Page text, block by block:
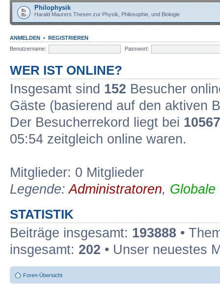
Philophysik
Harald Maurers Thesen zur Physik, Philosophie, und Biologie
ANMELDEN • REGISTRIEREN
Benutzername:
Passwort:
WER IST ONLINE?
Insgesamt sind 152 Besucher
Gäste (basierend auf den aktiven
Der Besucherrekord liegt bei 10567
05:54 zeitgleich online waren.
Mitglieder: 0 Mitglieder
Legende:Administratoren, Globale
STATISTIK
Beiträge insgesamt: 193888 •
insgesamt: 202 • Unser neuestes
Foren-Übersicht